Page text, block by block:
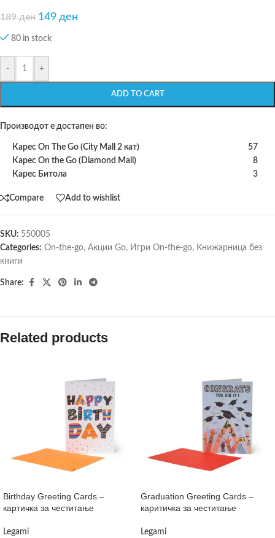
189ден 149 ден
80 in stock
- +
ADD TO CART
Производот е достапен во:
Карес On The Go (City Mall 2 кат)
57
Карес On the Go (Diamond Mall)
8
Карес Битола
3
Compare Add to wishlist
SKU: 550005
Categories: On-the-go, Акции Go, Игри On-the-go, Книжарница без
книги
Share:
Related products
Birthday Greeting Cards –
картичка за честитање
Legami
Graduation Greeting Cards –
каритичка за честитање
Legami